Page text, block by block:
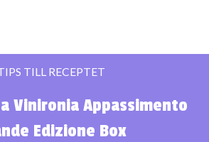
TILL RECEPTET
Vinironia Appassimento
Edizione Box